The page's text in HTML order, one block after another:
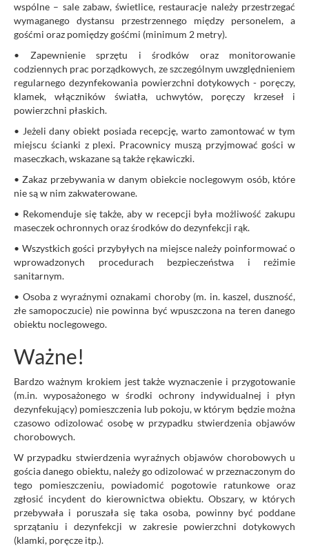
wspólne – sale zabaw, świetlice, restauracje należy przestrzegać
wymaganego dystansu przestrzennego między personelem, a
gośćmi oraz pomiędzy gośćmi (minimum 2 metry).
• Zapewnienie sprzętu i środków oraz monitorowanie
codziennych prac porządkowych, ze szczególnym uwzględnieniem
regularnego dezynfekowania powierzchni dotykowych - poręczy,
klamek, włączników światła, uchwytów, poręczy krzeseł i
powierzchni płaskich.
• Jeżeli dany obiekt posiada recepcję, warto zamontować w tym
miejscu ścianki z plexi. Pracownicy muszą przyjmować gości w
maseczkach, wskazane są także rękawiczki.
• Zakaz przebywania w danym obiekcie noclegowym osób, które
nie są w nim zakwaterowane.
• Rekomenduje się także, aby w recepcji była możliwość zakupu
maseczek ochronnych oraz środków do dezynfekcji rąk.
• Wszystkich gości przybyłych na miejsce należy poinformować o
wprowadzonych procedurach bezpieczeństwa i reżimie
sanitarnym.
• Osoba z wyraźnymi oznakami choroby (m. in. kaszel, duszność,
złe samopoczucie) nie powinna być wpuszczona na teren danego
obiektu noclegowego.
Ważne!
Bardzo ważnym krokiem jest także wyznaczenie i przygotowanie
(m.in. wyposażonego w środki ochrony indywidualnej i płyn
dezynfekujący) pomieszczenia lub pokoju, w którym będzie można
czasowo odizolować osobę w przypadku stwierdzenia objawów
chorobowych.
W przypadku stwierdzenia wyraźnych objawów chorobowych u
gościa danego obiektu, należy go odizolować w przeznaczonym do
tego pomieszczeniu, powiadomić pogotowie ratunkowe oraz
zgłosić incydent do kierownictwa obiektu. Obszary, w których
przebywała i poruszała się taka osoba, powinny być poddane
sprzątaniu i dezynfekcji w zakresie powierzchni dotykowych
(klamki, poręcze itp.).